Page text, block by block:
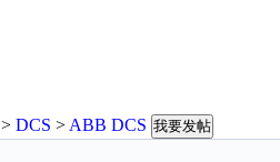
> DCS > ABB DCS 我要发帖